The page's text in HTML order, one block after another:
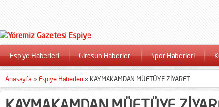
Espiye Haberleri Giresun Haberleri Spor Haberleri
Anasayfa » Espiye Haberleri » KAYMAKAMDAN MÜFTÜYE ZİYARET